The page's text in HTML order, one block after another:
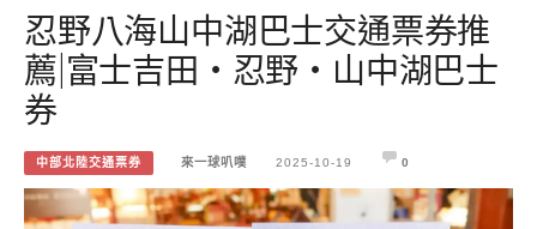
忍野八海山中湖巴士交通票券推
薦|富士吉田・忍野・山中湖巴士
券
中部北陸交通票券 來一球叭噗 2025-10-19 0